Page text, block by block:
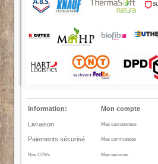
Information:
Livraison
Paiements sécurisé
Nos CGVs
Mon compte
Mes coordonnées
Mes commandes
Mes services